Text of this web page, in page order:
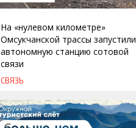
На «нулевом километре»
Омсукчанской трассы запустили
автономную станцию сотовой
связи
СВЯЗЬ